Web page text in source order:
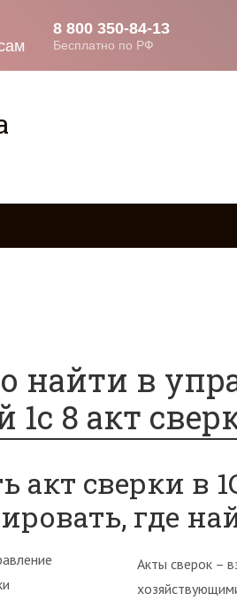
найти в
1с 8 акт
акт сверки в
где
Акты сверок –